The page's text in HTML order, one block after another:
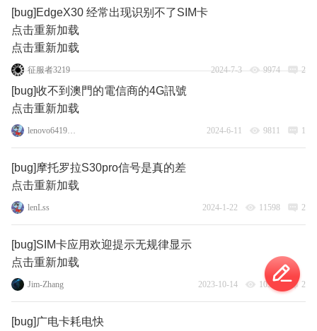
[bug]EdgeX30 经常出现识别不了SIM卡
点击重新加载
点击重新加载
征服者3219 2024-7-3 9974 2
[bug]收不到澳門的電信商的4G訊號
点击重新加载
lenovo64196223 2024-6-11 9811 1
[bug]摩托罗拉S30pro信号是真的差
点击重新加载
lenLss 2024-1-22 11598 2
[bug]SIM卡应用欢迎提示无规律显示
点击重新加载
Jim-Zhang 2023-10-14 10351 2
[bug]广电卡耗电快